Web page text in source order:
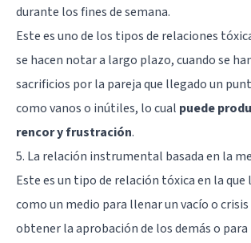
durante los fines de semana.
Este es uno de los tipos de relaciones
se hacen notar a largo plazo, cuando se
sacrificios por la pareja que llegado un
como vanos o inútiles, lo cual puede
rencor y frustración.
5. La relación instrumental basada en la
Este es un tipo de relación tóxica en la que
como un medio para llenar unvacío o
obtener la aprobación de los demás o para